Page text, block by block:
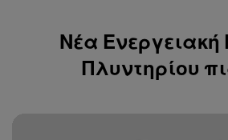
Νέα Ενεργειακή
Πλυντηρίου